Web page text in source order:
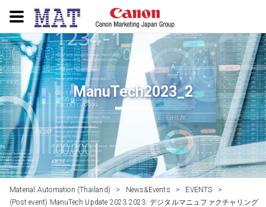
ManuTech2023_2
Material Automation (Thailand) > News&Events > EVENTS
>
(Post event) ManuTech Update 2023 2023: デジタルマニュファクチャリング